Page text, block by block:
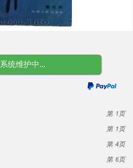
系统维护中...
1
1
4
6